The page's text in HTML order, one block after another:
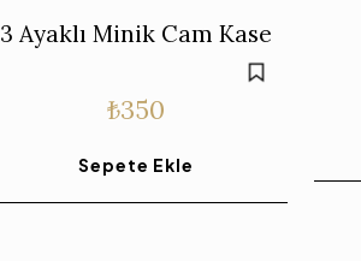
3 Ayaklı Minik Cam Kase
₺350
Sepete Ekle